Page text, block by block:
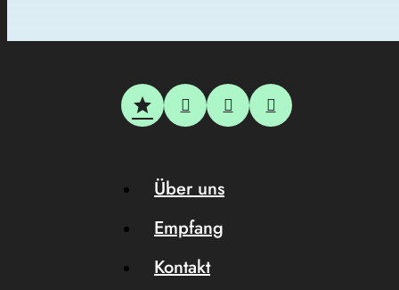
Über uns
Empfang
Kontakt